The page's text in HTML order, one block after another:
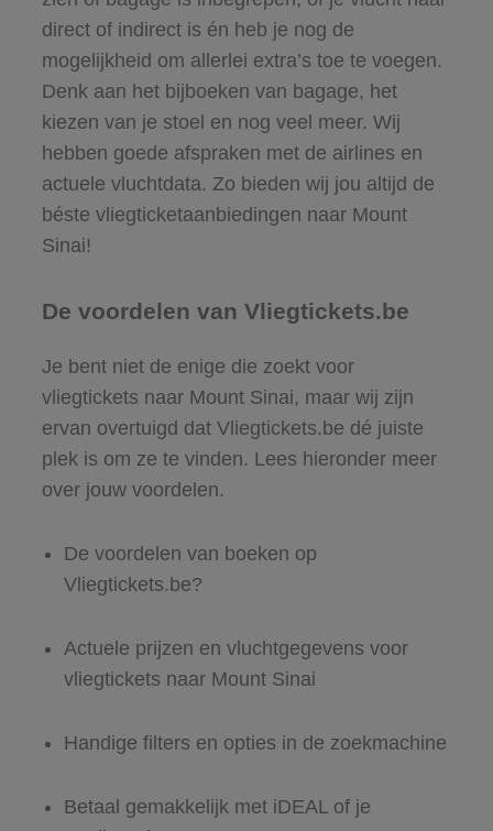
direct of indirect is én heb je nog de
mogelijkheid om allerlei extra’s toe te voegen.
Denk aan het bijboeken van bagage, het
kiezen van je stoel en nog veel meer. Wij
hebben goede afspraken met de airlines en
actuele vluchtdata. Zo bieden wij jou altijd de
béste vliegticketaanbiedingen naar Mount
Sinai!
De voordelen van Vliegtickets.be
Je bent niet de enige die zoekt voor
vliegtickets naar Mount Sinai, maar wij zijn
ervan overtuigd dat Vliegtickets.be dé juiste
plek is om ze te vinden. Lees hieronder meer
over jouw voordelen.
De voordelen van boeken op
Vliegtickets.be?
Actuele prijzen en vluchtgegevens voor
vliegtickets naar Mount Sinai
Handige filters en opties in de zoekmachine
Betaal gemakkelijk met iDEAL of je